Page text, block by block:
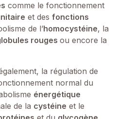
comme le fonctionnement
et des fonctions
de l’homocystéine, la
rouges ou encore la
la régulation de
normal du
énergétique
de la cystéine et le